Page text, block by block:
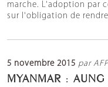
marche. L'adoption par
sur l'obligation de
5 novembre 2015 par
MYANMAR : AUNG